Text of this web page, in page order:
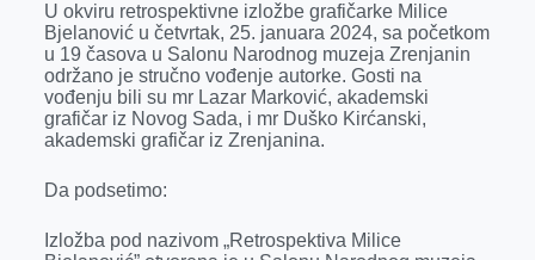
b
o
o
k
e
n
g
e
r
e
d
I
n
r
s
A
p
p
l
U okviru retrospektivne izložbe grafičarke Milice
Bjelanović u četvrtak, 25. januara 2024, sa početkom
u 19 časova u Salonu Narodnog muzeja Zrenjanin
održano je stručno vođenje autorke. Gosti na
vođenju bili su mr Lazar Marković, akademski
grafičar iz Novog Sada, i mr Duško Kirćanski,
akademski grafičar iz Zrenjanina.
Da podsetimo:
Izložba pod nazivom „Retrospektiva Milice